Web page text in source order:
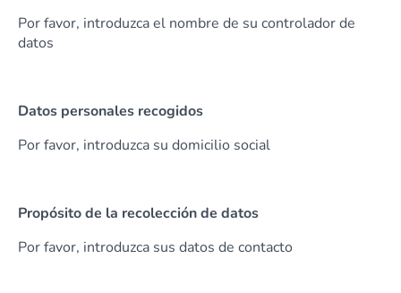
Por favor, introduzca el nombre de su controlador de
datos
Datos personales recogidos
Por favor, introduzca su domicilio social
Propósito de la recolección de datos
Por favor, introduzca sus datos de contacto